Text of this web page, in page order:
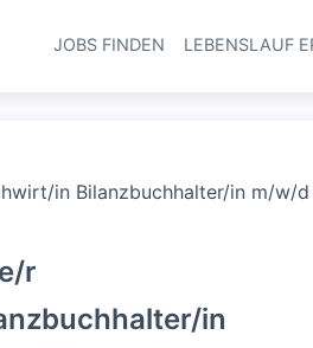
JOBS FINDEN LEBENSLAUF
in Bilanzbuchhalter/in m/w/
r
in